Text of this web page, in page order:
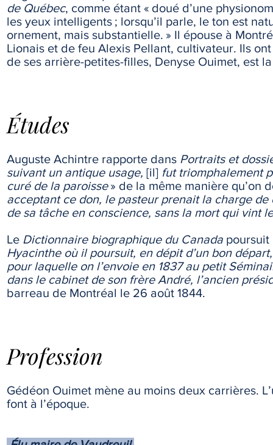
de Québec, comme étant « doué d’une
les yeux intelligents ; lorsqu’il parle, le ton est
ornement, mais substantielle. » Il épouse à
Lionais et de feu Alexis Pellant, cultivateur. Ils
de ses arrière-petites-filles, Denyse Ouimet, est
Études
Auguste Achintre rapporte dans Portraits et
suivant un antique usage, [il] fut triomphalement
curé de la paroisse» de la même manière qu’on
acceptant ce don, le pasteur prenait la charge
de sa tâche en conscience, sans la mort qui vint
Le Dictionnaire biographique du Canada poursuit
Hyacinthe où il poursuit, en dépit d’un bon
pour laquelle on l’envoie en 1837 au petit
dans le cabinet de son frère André, l’ancien
barreau de Montréal le 26 août 1844.
Profession
Gédéon Ouimet mène au moins deux carrières.
font à l’époque.